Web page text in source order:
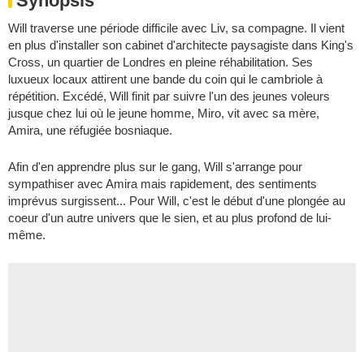
Will traverse une période difficile avec Liv, sa compagne. Il vient
en plus d'installer son cabinet d'architecte paysagiste dans King's
Cross, un quartier de Londres en pleine réhabilitation. Ses
luxueux locaux attirent une bande du coin qui le cambriole à
répétition. Excédé, Will finit par suivre l'un des jeunes voleurs
jusque chez lui où le jeune homme, Miro, vit avec sa mère,
Amira, une réfugiée bosniaque.
Afin d'en apprendre plus sur le gang, Will s'arrange pour
sympathiser avec Amira mais rapidement, des sentiments
imprévus surgissent... Pour Will, c'est le début d'une plongée au
coeur d'un autre univers que le sien, et au plus profond de lui-
même.